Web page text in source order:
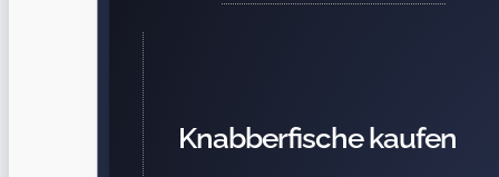
Knabberfische kaufen